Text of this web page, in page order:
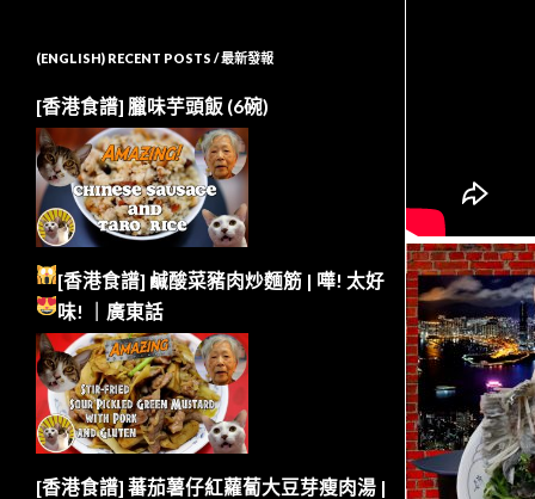
(ENGLISH) RECENT POSTS / 最新發報
[香港食譜] 臘味芋頭飯 (6碗)
[香港食譜] 鹹酸菜豬肉炒麵筋 | 嘩! 太好
味!
｜廣東話
[香港食譜] 蕃茄薯仔紅蘿蔔大豆芽瘦肉湯 |